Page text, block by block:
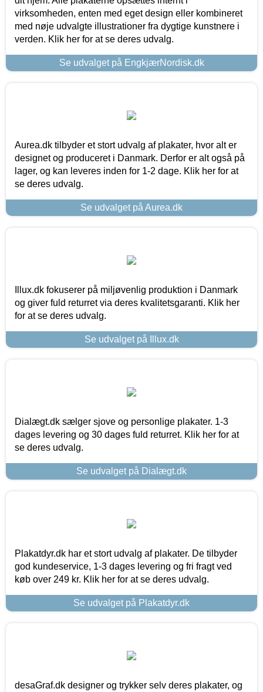
virksomheden, enten med eget design eller kombineret
med nøje udvalgte illustrationer fra dygtige kunstnere i
verden. Klik her for at se deres udvalg.
Se udvalget på EngkjærNordisk.dk
Aurea.dk tilbyder et stort udvalg af plakater, hvor alt er
designet og produceret i Danmark. Derfor er alt også på
lager, og kan leveres inden for 1-2 dage. Klik her for at
se deres udvalg.
Se udvalget på Aurea.dk
Illux.dk fokuserer på miljøvenlig produktion i Danmark
og giver fuld returret via deres kvalitetsgaranti. Klik her
for at se deres udvalg.
Se udvalget på Illux.dk
Dialægt.dk sælger sjove og personlige plakater. 1-3
dages levering og 30 dages fuld returret. Klik her for at
se deres udvalg.
Se udvalget på Dialægt.dk
Plakatdyr.dk har et stort udvalg af plakater. De tilbyder
god kundeservice, 1-3 dages levering og fri fragt ved
køb over 249 kr. Klik her for at se deres udvalg.
Se udvalget på Plakatdyr.dk
desaGraf.dk designer og trykker selv deres plakater, og